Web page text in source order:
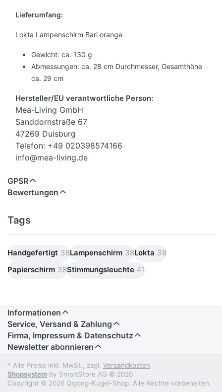
Lieferumfang:
Lokta Lampenschirm Bari orange
Gewicht: ca. 130 g
Abmessungen: ca. 28 cm Durchmesser, Gesamthöhe
ca. 29 cm
Hersteller/EU verantwortliche Person:
Mea-Living GmbH
Sanddornstraße 67
47269 Duisburg
Telefon: +49 020398574166
info@mea-living.de
GPSR
Bewertungen
Tags
Handgefertigt 38Lampenschirm 38Lokta 38
Papierschirm 38Stimmungsleuchte 41
Informationen
Service, Versand & Zahlung
Firma, Impressum & Datenschutz
Newsletter abonnieren
* Alle Preise inkl. MwSt., zzgl. Versandkosten
Shopsystem by SmartStore AG © 2026
Copyright © 2026 Qigong-Kugel-Shop. Alle Rechte vorbehalten.